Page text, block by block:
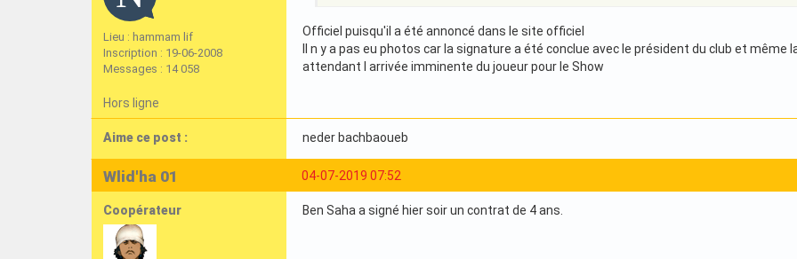
Lieu : hammam lif
Inscription : 19-06-2008
Messages : 14 058
Officiel puisqu'il a été annoncé dans le site officiel
Il n y a pas eu photos car la signature a été conclue avec le président du club et
attendant l arrivée imminente du joueur pour le Show
Hors ligne
Aime ce post : neder bachbaoueb
04-07-2019 07:52
Wlid'ha 01
Coopérateur Ben Saha a signé hier soir un contrat de 4 ans.